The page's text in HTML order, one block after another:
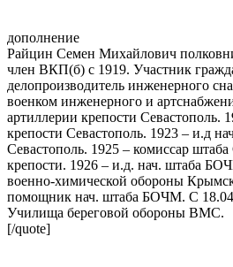
дополнение
Райцин Семен Михайлович
член ВКП(б) с 1919. Участник
делопроизводитель инженерного
военком инженерного и
артиллерии крепости Севастополь.
крепости Севастополь. 1923 – и.д
Севастополь. 1925 – комиссар штаба
крепости. 1926 – и.д. нач. штаба
военно-химической обороны
помощник нач. штаба БОЧМ. С
Училища береговой обороны ВМС.
[/quote]